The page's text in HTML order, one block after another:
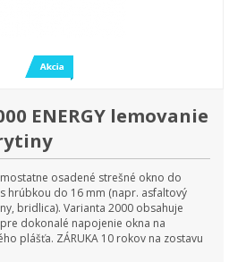
ENERGY lemovanie
osadené strešné okno do
hrúbkou do 16 mm (napr. asfaltový
bridlica). Varianta 2000 obsahuje
dokonalé napojenie okna na
plášťa. ZÁRUKA 10 rokov na zostavu